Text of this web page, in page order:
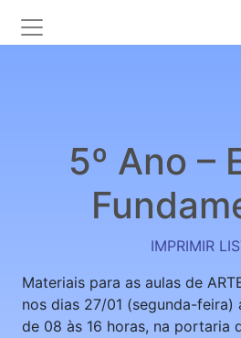
5º Ano –
IMPRIMIR
Materiais para as aulas de
nos dias 27/01 (segunda-feira)
de 08 às 16 horas, na portaria